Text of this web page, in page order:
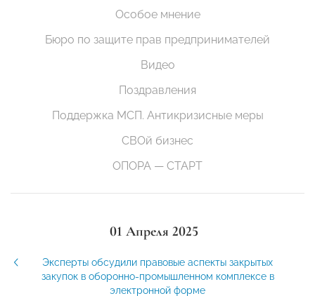
Особое мнение
Бюро по защите прав предпринимателей
Видео
Поздравления
Поддержка МСП. Антикризисные меры
СВОй бизнес
ОПОРА — СТАРТ
01 Апреля 2025
Эксперты обсудили правовые аспекты закрытых
закупок в оборонно-промышленном комплексе в
электронной форме